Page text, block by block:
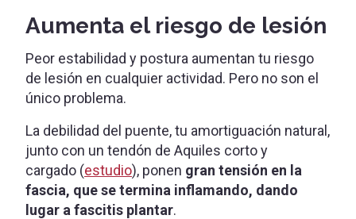
Aumenta el riesgo de lesión
Peor estabilidad y postura aumentan tu riesgo
de lesión en cualquier actividad. Pero no son el
único problema.
La debilidad del puente, tu amortiguación natural,
junto con un tendón de Aquiles corto y
cargado (estudio), ponen gran tensión en la
fascia, que se termina inflamando, dando
lugar a fascitis plantar.